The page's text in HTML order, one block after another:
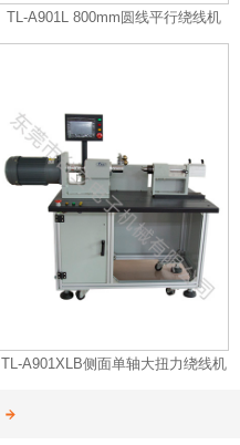
TL-A901L 800mm圆线平行绕线机
TL-A901XLB侧面单轴大扭力绕线机